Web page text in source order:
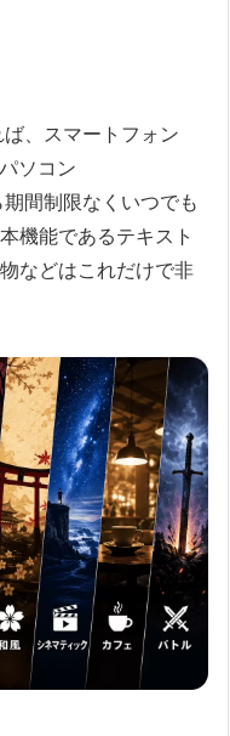
、スマートフォン
ソコン
間制限なくいつでも
機能であるテキスト
などはこれだけで非